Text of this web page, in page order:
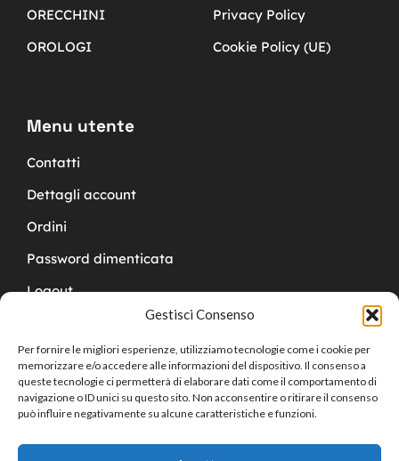
Gestisci Consenso
Per fornire le migliori esperienze, utilizziamo tecnologie come i cookie per
memorizzare e/o accedere alle informazioni del dispositivo. Il consenso a
queste tecnologie ci permetterà di elaborare dati come il comportamento di
navigazione o ID unici su questo sito. Non acconsentire o ritirare il consenso
può influire negativamente su alcune caratteristiche e funzioni.
ORECCHINI
OROLOGI
Privacy Policy
Cookie Policy (UE)
Menu utente
Contatti
Dettagli account
Ordini
Password dimenticata
Logout
Copyright © 2024 Cucchy Gioielleria